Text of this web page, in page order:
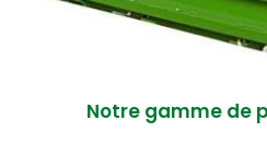
Notre gamme de